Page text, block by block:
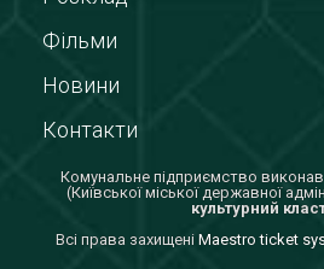
Фільми
Новини
Контакти
Комунальне підприємство
(Київської міської державної
культурний
Всi права захищенi Maestro ticket